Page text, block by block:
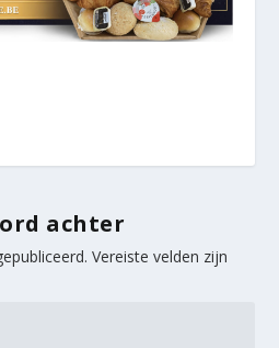
achter
Vereiste velden zijn